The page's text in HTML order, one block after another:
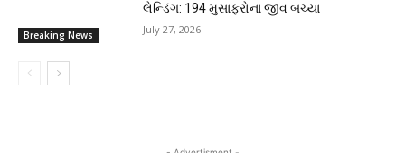
Breaking News
લેન્ડિંગ: 194 મુસાફરોના જીવ બચ્યા
July 27, 2026